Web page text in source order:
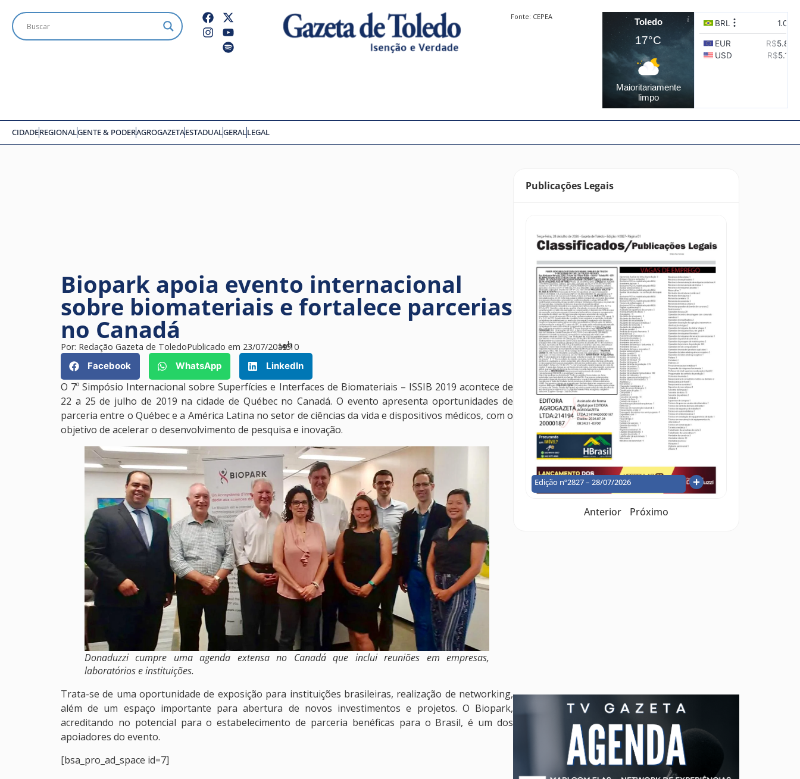
Fonte: CEPEA
Toledo
17°C
Maioritariamente
limpo
CIDADEREGIONALGENTE & PODERAGROGAZETAESTADUALGERALLEGAL
Biopark apoia evento internacional
sobre biomateriais e fortalece parcerias
no Canadá
Por: Redação Gazeta de ToledoPublicado em 23/07/2019
às10
h
45
Facebook
WhatsApp LinkedIn
O 7º Simpósio Internacional sobre Superfícies e Interfaces de Biomateriais – ISSIB 2019 acontece de
22 a 25 de julho de 2019 na cidade de Québec no Canadá. O evento apresenta oportunidades de
parceria entre o Québec e a América Latina no setor de ciências da vida e dispositivos médicos, com o
objetivo de acelerar o desenvolvimento de pesquisa e inovação.
Donaduzzi cumpre uma agenda extensa no Canadá que inclui reuniões em empresas,
laboratórios e instituições.
Trata-se de uma oportunidade de exposição para instituições brasileiras, realização de networking,
além de um espaço importante para abertura de novos investimentos e projetos. O Biopark,
acreditando no potencial para o estabelecimento de parceria benéficas para o Brasil, é um dos
apoiadores do evento.
[bsa_pro_ad_space id=7]
Publicações Legais
Edição nº2827 – 28/07/2026
Anterior Próximo